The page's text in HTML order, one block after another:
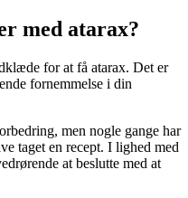
med atarax?
for at få atarax. Det er
fornemmelse i din
men nogle gange har
taget en recept. I lighed med
at beslutte med at